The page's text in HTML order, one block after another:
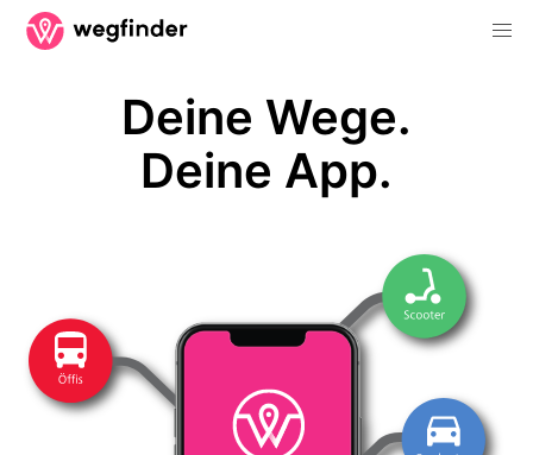
Deine Wege.
Deine App.